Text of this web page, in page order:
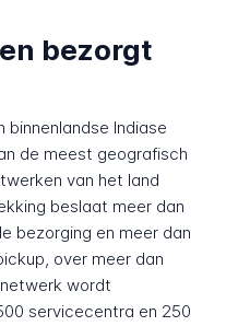
bezorgt
binnenlandse Indiase
de meest geografisch
van het land
beslaat meer dan
bezorging en meer dan
over meer dan
wordt
servicecentra en 250